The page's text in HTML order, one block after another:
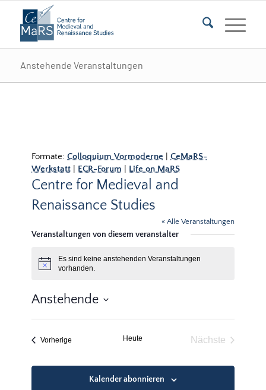
Anstehende Veranstaltungen
Formate:Colloquium Vormoderne |CeMaRS-
Werkstatt
ECR-Forum Life on MaRS
Centre for Medieval and
Renaissance Studies
« Alle Veranstaltungen
Veranstaltungen von diesem veranstalter
Hinweis
Es sind keine anstehenden Veranstaltungen
vorhanden.
Anstehende
Vorherige VeranstaltungenHeute
Nächste
Kalender abonnieren